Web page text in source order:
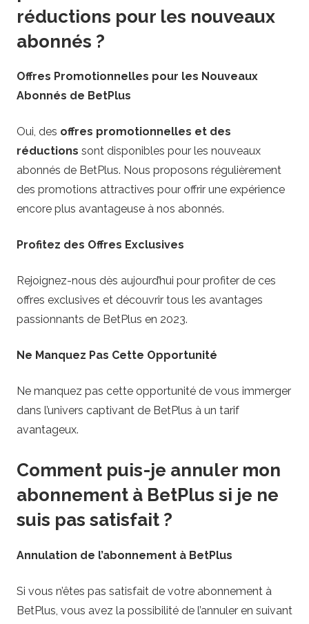
réductions pour les nouveaux
abonnés ?
Offres Promotionnelles pour les Nouveaux
Abonnés de BetPlus
Oui, des offres promotionnelles et des
réductions sont disponibles pour les nouveaux
abonnés de BetPlus. Nous proposons régulièrement
des promotions attractives pour offrir une expérience
encore plus avantageuse à nos abonnés.
Profitez des Offres Exclusives
Rejoignez-nous dès aujourd’hui pour profiter de ces
offres exclusives et découvrir tous les avantages
passionnants de BetPlus en 2023.
Ne Manquez Pas Cette Opportunité
Ne manquez pas cette opportunité de vous immerger
dans l’univers captivant de BetPlus à un tarif
avantageux.
Comment puis-je annuler mon
abonnement à BetPlus si je ne
suis pas satisfait ?
Annulation de l’abonnement à BetPlus
Si vous n’êtes pas satisfait de votre abonnement à
BetPlus, vous avez la possibilité de l’annuler en suivant